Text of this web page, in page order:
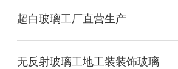
超白玻璃工厂直营生产
无反射玻璃工地工装装饰玻璃